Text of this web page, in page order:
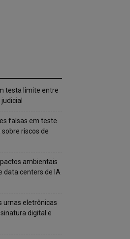
testa limite entre
falsas em teste
riscos de
ambientais
data centers de IA
urnas eletrônicas
digital e